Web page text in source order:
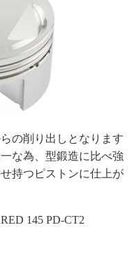
の削り出しとなります
な為、型鍛造に比べ強
持つピストンに仕上が
145 PD-CT2